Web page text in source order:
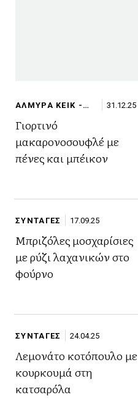
ΑΛΜΥΡΑ ΚΕΙΚ -
ΟΜΕΛΕΤΕΣ
31.12.25
Γιορτινό
μακαρονοσουφλέ με
πένες και μπέικον
ΣΥΝΤΑΓΕΣ 17.09.25
Μπριζόλες μοσχαρίσιες
με ρύζι λαχανικών στο
φούρνο
ΣΥΝΤΑΓΕΣ 24.04.25
Λεμονάτο κοτόπουλο με
κουρκουμά στη
κατσαρόλα